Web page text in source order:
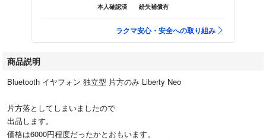
本人確認済 紛失補償有
ラクマ安心・安全への取り組み
商品説明
Bluetooth イヤフォン 独立型 片方のみ Liberty Neo
片方落としてしまいましたので
出品します。
価格は6000円程度だったかとおもいます。